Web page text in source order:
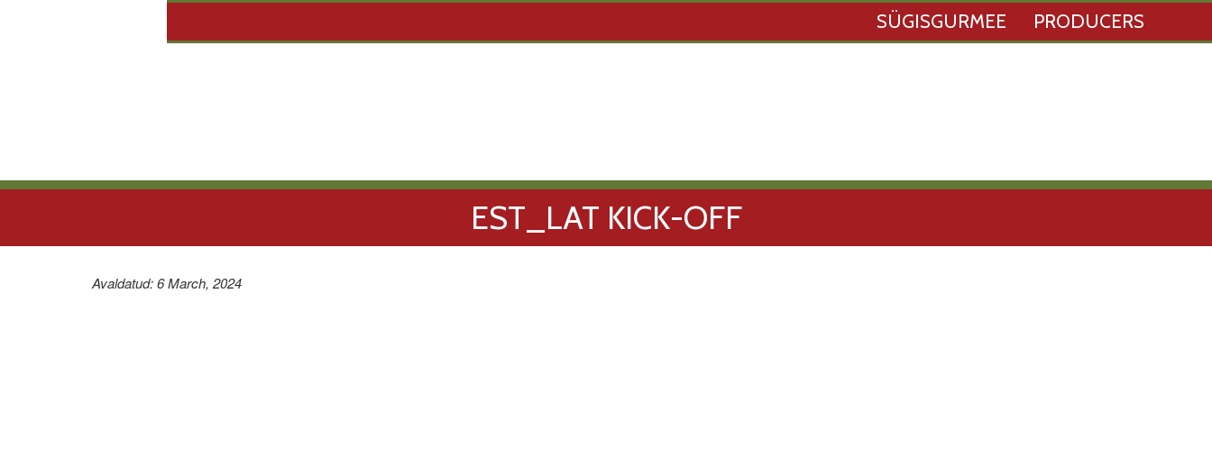
SÜGISGURMEE PRODUCERS
EST_LAT KICK-OFF
Avaldatud: 6 March, 2024